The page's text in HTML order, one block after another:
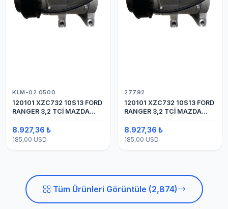
KLM-02 0500
120101 XZC732 10S13 FORD
RANGER 3,2 TCİ MAZDA
Y.M.
8.927,36 ₺
185,00 USD
27792
120101 XZC732 10S13 FORD
RANGER 3,2 TCİ MAZDA
Y.M. KOMPRESÖR 7PK 12V
8.927,36 ₺
185,00 USD
Tüm Ürünleri Görüntüle (2,874)